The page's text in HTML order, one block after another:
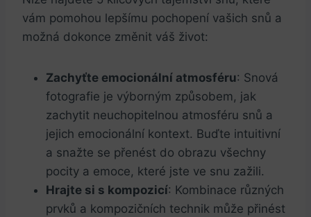
vám pomohou lepšímu pochopení vašich snů a
možná dokonce změnit váš život:
Zachyťte emocionální atmosféru: Snová
fotografie je výborným způsobem, jak
zachytit neuchopitelnou atmosféru snů a
jejich emocionální kontext. Buďte intuitivní
a snažte se přenést do obrazu všechny
pocity a emoce, které jste ve snu zažili.
Hrajte si s kompozicí: Kombinace různých
prvků a kompozičních technik může přinést